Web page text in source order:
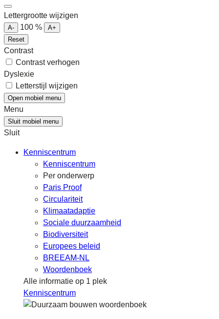
Lettergrootte wijzigen
A- 100 %
A+
Reset
Contrast
Contrast verhogen
Dyslexie
Letterstijl wijzigen
Open mobiel menu
Menu
Sluit mobiel menu
Sluit
Kenniscentrum
Kenniscentrum
Per onderwerp
Paris Proof
Circulariteit
Klimaatadaptie
Sociale duurzaamheid
Biodiversiteit
Europees beleid
BREEAM-NL
Woordenboek
Alle informatie op 1 plek
Kenniscentrum